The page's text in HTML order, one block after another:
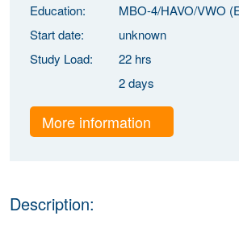
Education:
MBO-4/HAVO/VWO
Start date:
unknown
Study Load:
22 hrs
2 days
More information
Description: